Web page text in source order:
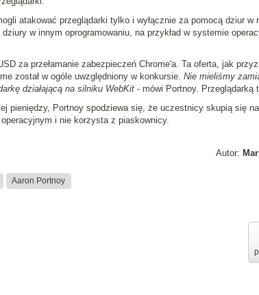
atakować przeglądarki tylko i wyłącznie za pomocą dziur w
w innym oprogramowaniu, na przykład w systemie
za przełamanie zabezpieczeń Chrome'a. Ta oferta, jak
został w ogóle uwzględniony w konkursie. Nie mieliśmy
działającą na silniku WebKit- mówi Portnoy. Przeglądarką
pieniędzy, Portnoy spodziewa się, że uczestnicy skupią się
i nie korzysta z piaskownicy.
Autor:
Aaron Portnoy